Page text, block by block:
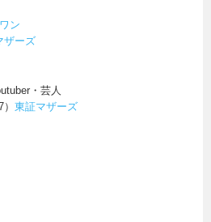
ン
ザーズ
・芸人
）東証マザーズ